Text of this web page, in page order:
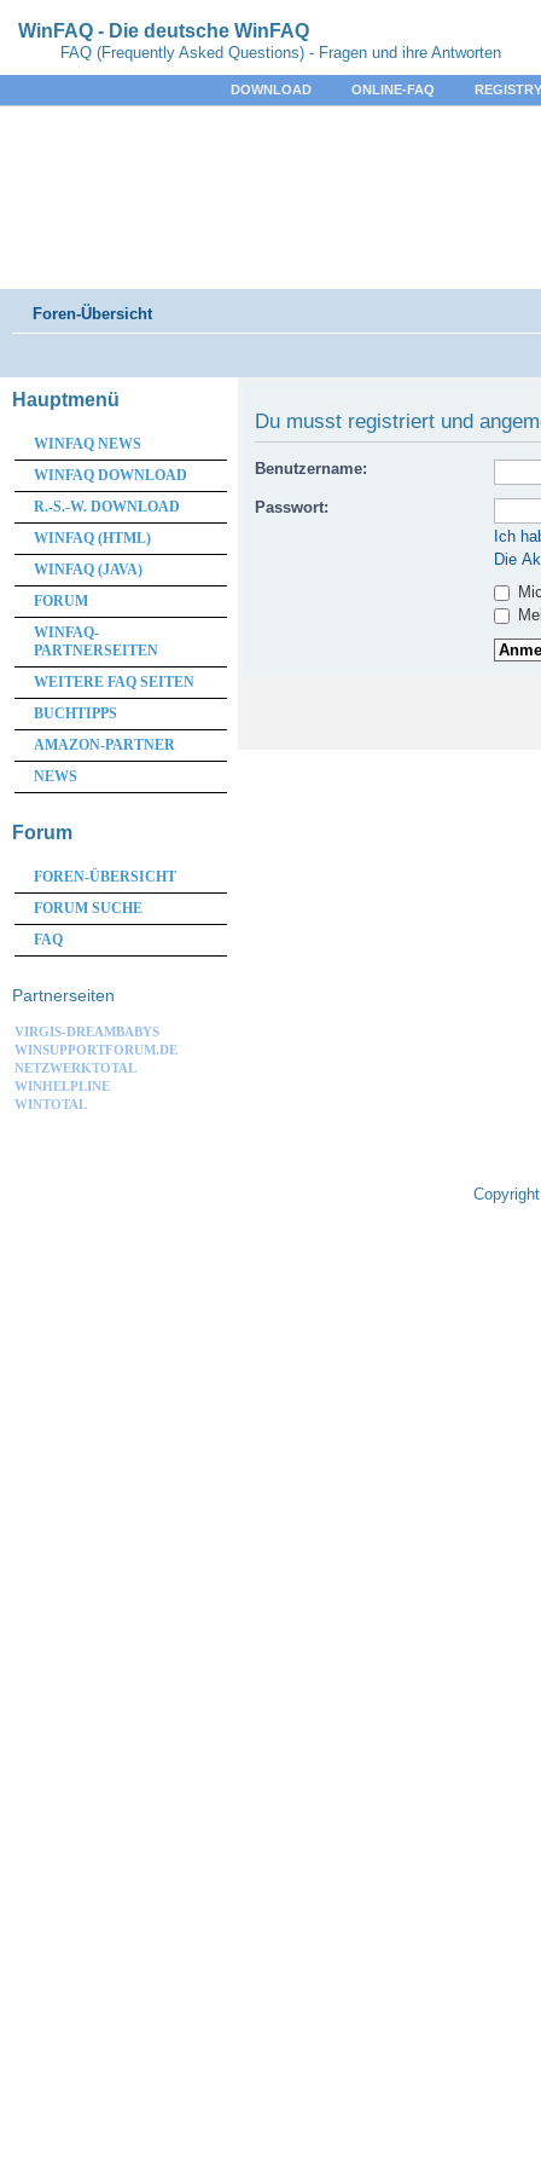
WinFAQ - Die deutsche WinFAQ
FAQ (Frequently Asked Questions) - Fragen und ihre Antworten
DOWNLOAD ONLINE-FAQ
Foren-Übersicht
Du musst registriert und
Benutzername:
Passwort:
Ich
Die
Hauptmenü
WINFAQ NEWS
WINFAQ DOWNLOAD
R.-S.-W. DOWNLOAD
WINFAQ (HTML)
WINFAQ (JAVA)
FORUM
WINFAQ-
PARTNERSEITEN
WEITERE FAQ SEITEN
BUCHTIPPS
AMAZON-PARTNER
NEWS
Forum
FOREN-ÜBERSICHT
FORUM SUCHE
FAQ
Partnerseiten
VIRGIS-DREAMBABYS
WINSUPPORTFORUM.DE
NETZWERKTOTAL
WINHELPLINE
WINTOTAL